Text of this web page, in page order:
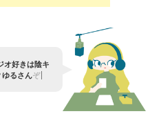
陰
ゆるさん